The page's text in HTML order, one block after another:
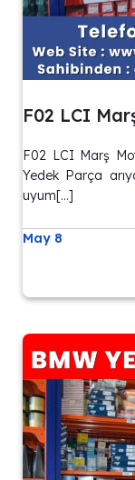
F02 LCI
F02 LCI Marş
Yedek Parça
uyum[…]
May 8